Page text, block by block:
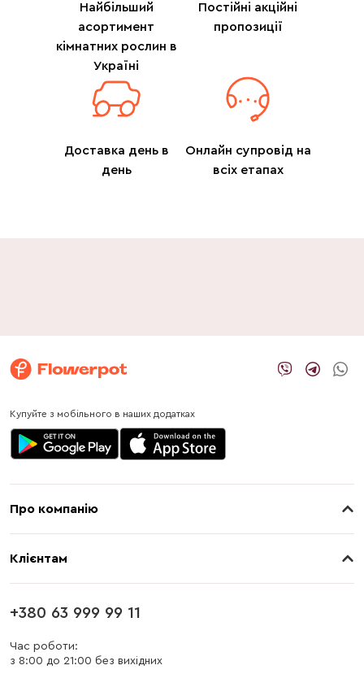
Найбільший
асортимент
кімнатних рослин в
Україні
Постійні акційні
пропозиції
Доставка день в
день
Онлайн супровід на
всіх етапах
Купуйте з мобільного в наших додатках
Про компанію
Клієнтам
Оплата
Блог
+380 63 999 99 11
Час роботи:
з 8:00 до 21:00 без вихідних